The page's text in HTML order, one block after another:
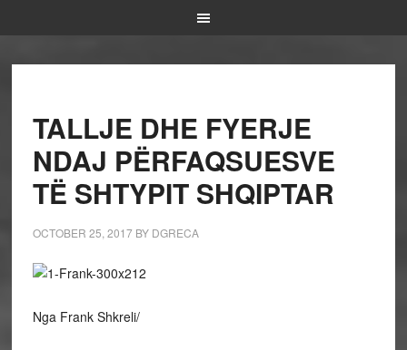
TALLJE DHE FYERJE
NDAJ PËRFAQSUESVE
TË SHTYPIT SHQIPTAR
OCTOBER 25, 2017BY DGRECA
Nga Frank Shkreli/